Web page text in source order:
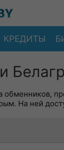
КРЕДИТЫ
обменников,
На ней